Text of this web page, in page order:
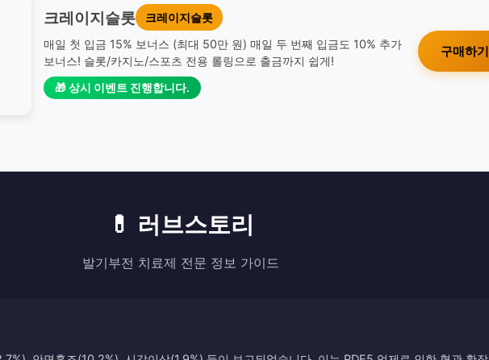
크레이지슬롯
크레이지슬롯
매일 첫 입금 15% 보너스 (최대 50만 원) 매일 두 번째 입금도 10% 추가
보너스! 슬롯/카지노/스포츠 전용 롤링으로 출금까지 쉽게!
🎁 상시 이벤트 진행합니다.
구매하기
💊 러브스토리
발기부전 치료제 전문 정보 가이드